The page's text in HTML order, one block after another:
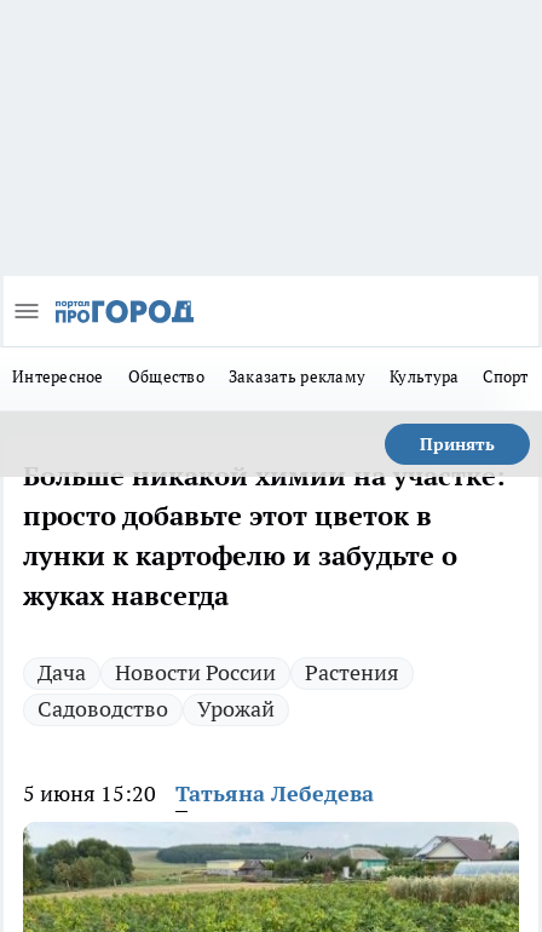
Интересное Общество Заказать рекламу Культура Спорт
Принять
Больше никакой химии на участке:
просто добавьте этот цветок в
лунки к картофелю и забудьте о
жуках навсегда
Дача Новости России
Растения
Садоводство
Урожай
5 июня 15:20 Татьяна Лебедева